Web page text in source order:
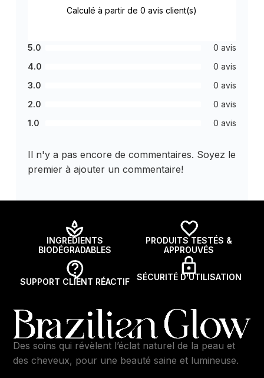
Calculé à partir de 0 avis client(s)
5.0
0 avis
4.0
0 avis
3.0
0 avis
2.0
0 avis
1.0
0 avis
Il n'y a pas encore de commentaires. Soyez le
premier à ajouter un commentaire!
INGRÉDIENTS
BIODÉGRADABLES
PRODUITS TESTÉS &
APPROUVÉS
SUPPORT CLIENT RÉACTIF SÉCURITÉ D’UTILISATION
Des soins qui révèlent l’éclat naturel de la peau et
des cheveux, pour une beauté saine et lumineuse.